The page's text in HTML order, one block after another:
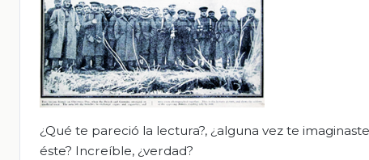
¿Qué te pareció la lectura?, ¿alguna vez te
éste? Increíble, ¿verdad?